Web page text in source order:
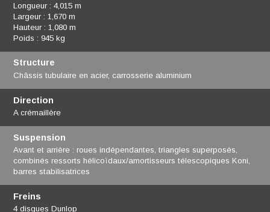
Longueur : 4,015 m
Largeur : 1,670 m
Hauteur : 1,080 m
Poids : 945 kg
Structure
Châssis tubulaire en acier, carrosserie aluminium
Direction
A crémaillère
Suspension
Avant et arrière : roues indépendantes, triangles superposés,
combinés ressorts hélicoïdaux/amortisseurs télescopiques Koni,
barres stabilisatrices
Freins
4 disques Dunlop